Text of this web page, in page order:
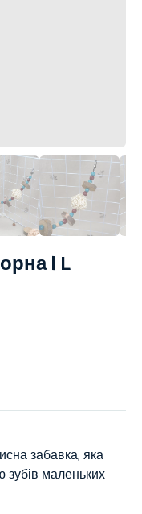
| L
забавка, яка
зубів маленьких